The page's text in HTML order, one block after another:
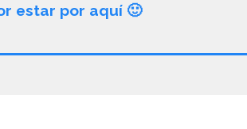
estar por aquí 🙂